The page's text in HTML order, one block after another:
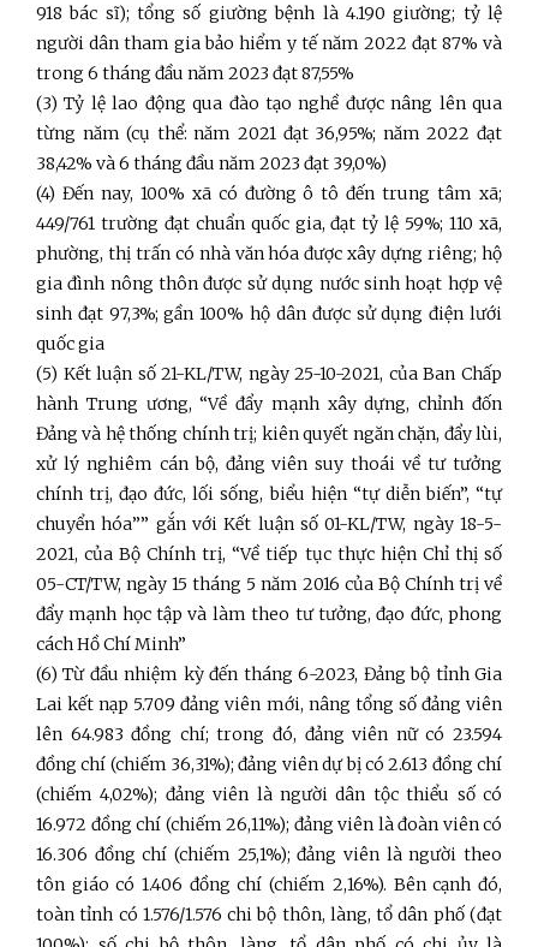
918 bác sĩ); tổng số giường bệnh là 4.190 giường; tỷ lệ
người dân tham gia bảo hiểm y tế năm 2022 đạt 87% và
trong 6 tháng đầu năm 2023 đạt 87,55%
(3) Tỷ lệ lao động qua đào tạo nghề được nâng lên qua
từng năm (cụ thể: năm 2021 đạt 36,95%; năm 2022 đạt
38,42% và 6 tháng đầu năm 2023 đạt 39,0%)
(4) Đến nay, 100% xã có đường ô tô đến trung tâm xã;
449/761 trường đạt chuẩn quốc gia, đạt tỷ lệ 59%; 110 xã,
phường, thị trấn có nhà văn hóa được xây dựng riêng; hộ
gia đình nông thôn được sử dụng nước sinh hoạt hợp vệ
sinh đạt 97,3%; gần 100% hộ dân được sử dụng điện lưới
quốc gia
(5) Kết luận số 21-KL/TW, ngày 25-10-2021, của Ban Chấp
hành Trung ương, “Về đẩy mạnh xây dựng, chỉnh đốn
Đảng và hệ thống chính trị; kiên quyết ngăn chặn, đẩy lùi,
xử lý nghiêm cán bộ, đảng viên suy thoái về tư tưởng
chính trị, đạo đức, lối sống, biểu hiện “tự diễn biến”, “tự
chuyển hóa”” gắn với Kết luận số 01-KL/TW, ngày 18-5-
2021, của Bộ Chính trị, “Về tiếp tục thực hiện Chỉ thị số
05-CT/TW, ngày 15 tháng 5 năm 2016 của Bộ Chính trị về
đẩy mạnh học tập và làm theo tư tưởng, đạo đức, phong
cách Hồ Chí Minh”
(6) Từ đầu nhiệm kỳ đến tháng 6-2023, Đảng bộ tỉnh Gia
Lai kết nạp 5.709 đảng viên mới, nâng tổng số đảng viên
lên 64.983 đồng chí; trong đó, đảng viên nữ có 23.594
đồng chí (chiếm 36,31%); đảng viên dự bị có 2.613 đồng chí
(chiếm 4,02%); đảng viên là người dân tộc thiểu số có
16.972 đồng chí (chiếm 26,11%); đảng viên là đoàn viên có
16.306 đồng chí (chiếm 25,1%); đảng viên là người theo
tôn giáo có 1.406 đồng chí (chiếm 2,16%). Bên cạnh đó,
toàn tỉnh có 1.576/1.576 chi bộ thôn, làng, tổ dân phố (đạt